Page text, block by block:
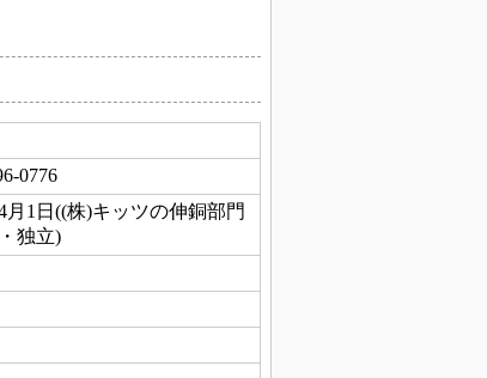
0776
月1日((株)キッツの伸銅部門
独立)